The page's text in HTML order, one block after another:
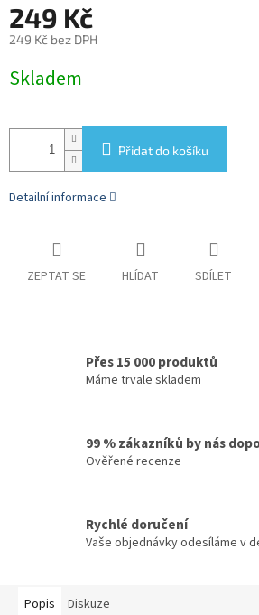
249 Kč
249 Kč bez DPH
cena:
Skladem
Přidat do košíku
Detailní informace
ZEPTAT SE HLÍDAT SDÍLET
Přes 15 000 produktů
Máme trvale skladem
99 % zákazníků by nás
Ověřené recenze
Rychlé doručení
Vaše objednávky odesíláme v
Popis Diskuze